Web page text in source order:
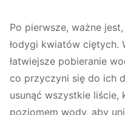
Po pierwsze, ważne
łodygi kwiatów ciętych.
łatwiejsze pobieranie
co przyczyni się do ich
usunąć wszystkie liście,
poziomem wody, aby